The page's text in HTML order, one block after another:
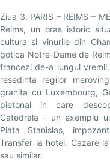
Ziua 3. PARIS – REIMS –
Reims, un oras istoric
cultura si vinurile din
gotica Notre-Dame de
francezi de-a lungul
resedinta regilor
granita cu Luxembourg,
pietonal in care
Catedrala - un exemplu
Piata Stanislas,
Transfer la hotel. Cazare
sau similar.